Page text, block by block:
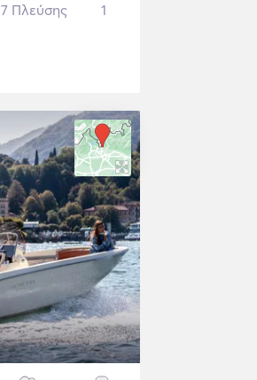
7 Πλεύσης 1